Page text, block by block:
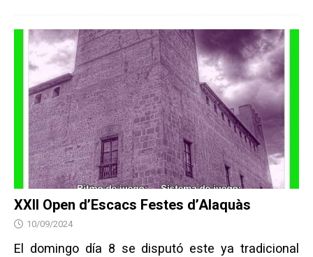
XXII Open d’Escacs Festes d’Alaquàs
10/09/2024
El domingo día 8 se disputó este ya tradicional